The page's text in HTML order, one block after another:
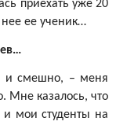
приехать уже 20
нее ее ученик…
и смешно, – меня
Мне казалось, что
мои студенты на